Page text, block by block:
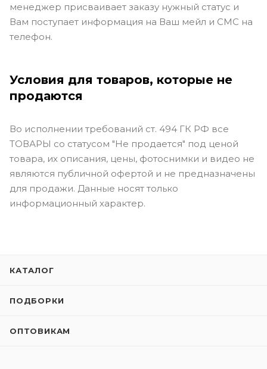
менеджер присваивает заказу нужный статус и
Вам поступает информация на Ваш мейл и СМС на
телефон.
Условия для товаров, которые не
продаются
Во исполнении требований ст. 494 ГК РФ все
ТОВАРЫ со статусом "Не продается" под ценой
товара, их описания, цены, фотоснимки и видео не
являются публичной офертой и не предназначены
для продажи. Данные носят только
информационный характер.
КАТАЛОГ
ПОДБОРКИ
ОПТОВИКАМ